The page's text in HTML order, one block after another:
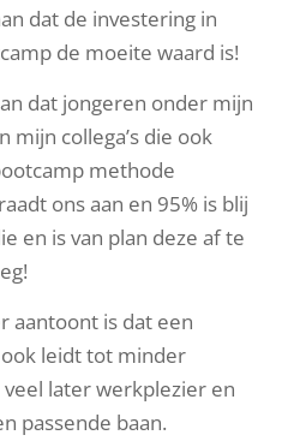
dat de investering in
de moeite waard is!
dat jongeren onder mijn
mijn collega’s die ook
methode
ons aan en 95% is blij
en is van plan deze af te
aantoont is dat een
leidt tot minder
later werkplezier en
passende baan.